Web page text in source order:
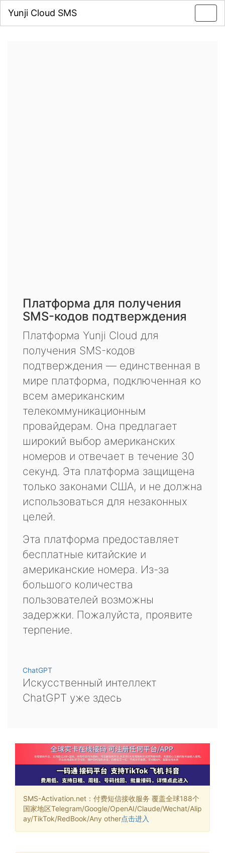
Yunji Cloud SMS
Платформа для получения
SMS-кодов подтверждения
Платформа Yunji Cloud для
получения SMS-кодов
подтверждения — единственная в
мире платформа, подключенная ко
всем американским
телекоммуникационным
провайдерам. Она предлагает
широкий выбор американских
номеров и отвечает в течение 30
секунд. Эта платформа защищена
только законами США, и не должна
использоваться для незаконных
целей.
Эта платформа предоставляет
бесплатные китайские и
американские номера. Из-за
большого количества
пользователей возможны
задержки. Пожалуйста, проявите
терпение.
ChatGPT
Искусственный интеллект
ChatGPT уже здесь
SMS-Activation.net：付费短信接收服务 覆盖全球188个
国家地区Telegram/Google/OpenAI/Claude/Wechat/Alip
ay/TikTok/RedBook/Any other点击进入